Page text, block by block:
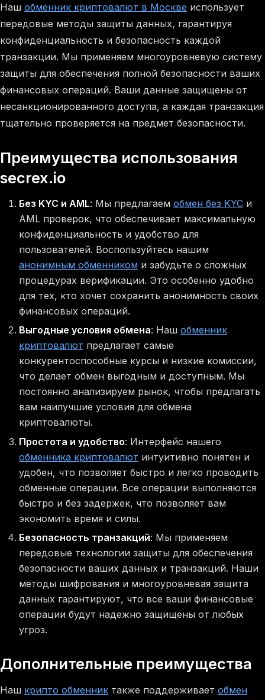
Наш обменник криптовалют в Москве использует
передовые методы защиты данных, гарантируя
конфиденциальность и безопасность каждой
транзакции. Мы применяем многоуровневую систему
защиты для обеспечения полной безопасности ваших
финансовых операций. Ваши данные защищены от
несанкционированного доступа, а каждая транзакция
тщательно проверяется на предмет безопасности.
Преимущества использования
secrex.io
Без KYC и AML: Мы предлагаем обмен без KYC и
AML проверок, что обеспечивает максимальную
конфиденциальность и удобство для
пользователей. Воспользуйтесь нашим
анонимным обменником и забудьте о сложных
процедурах верификации. Это особенно удобно
для тех, кто хочет сохранить анонимность своих
финансовых операций.
Выгодные условия обмена: Наш обменник
криптовалют предлагает самые
конкурентоспособные курсы и низкие комиссии,
что делает обмен выгодным и доступным. Мы
постоянно анализируем рынок, чтобы предлагать
вам наилучшие условия для обмена
криптовалюты.
Простота и удобство: Интерфейс нашего
обменника криптовалют интуитивно понятен и
удобен, что позволяет быстро и легко проводить
обменные операции. Все операции выполняются
быстро и без задержек, что позволяет вам
экономить время и силы.
Безопасность транзакций: Мы применяем
передовые технологии защиты для обеспечения
безопасности ваших данных и транзакций. Наши
методы шифрования и многоуровневая защита
данных гарантируют, что все ваши финансовые
операции будут надежно защищены от любых
угроз.
Дополнительные преимущества
Наш крипто обменник также поддерживает обмен